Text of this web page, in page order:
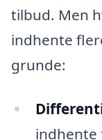
tilbud. Men
indhente
grunde:
indhente